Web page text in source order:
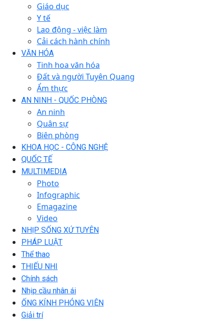
Giáo dục
Y tế
Lao động - việc làm
Cải cách hành chính
VĂN HÓA
Tinh hoa văn hóa
Đất và người Tuyên Quang
Ẩm thực
AN NINH - QUỐC PHÒNG
An ninh
Quân sự
Biên phòng
KHOA HỌC - CÔNG NGHỆ
QUỐC TẾ
MULTIMEDIA
Photo
Infographic
Emagazine
Video
NHỊP SỐNG XỨ TUYÊN
PHÁP LUẬT
Thể thao
THIẾU NHI
Chính sách
Nhịp cầu nhân ái
ỐNG KÍNH PHÓNG VIÊN
Giải trí